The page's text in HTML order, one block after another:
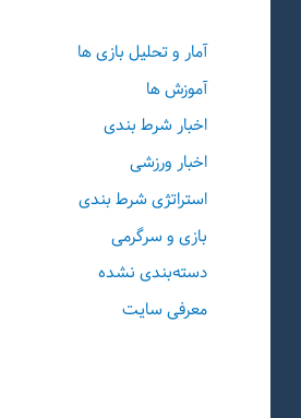
آمار و تحلیل بازی ها
آموزش ها
اخبار شرط بندی
اخبار ورزشی
استراتژی شرط بندی
بازی و سرگرمی
دسته‌بندی نشده
معرفی سایت